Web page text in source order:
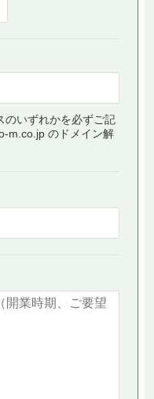
いずれかを必ずご記
m.co.jp のドメイン解